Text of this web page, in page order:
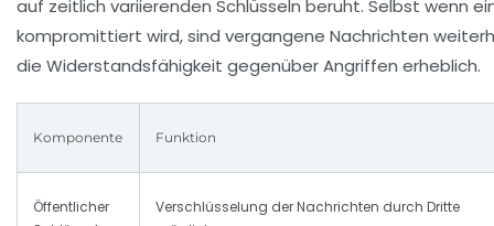
auf zeitlich variierenden Schlüsseln beruht. Selbst wenn
kompromittiert wird, sind vergangene Nachrichten
die Widerstandsfähigkeit gegenüber Angriffen erheblich.
Komponente Funktion
Öffentlicher
Verschlüsselung der Nachrichten durch Dritte